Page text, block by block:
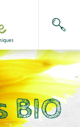
BIO